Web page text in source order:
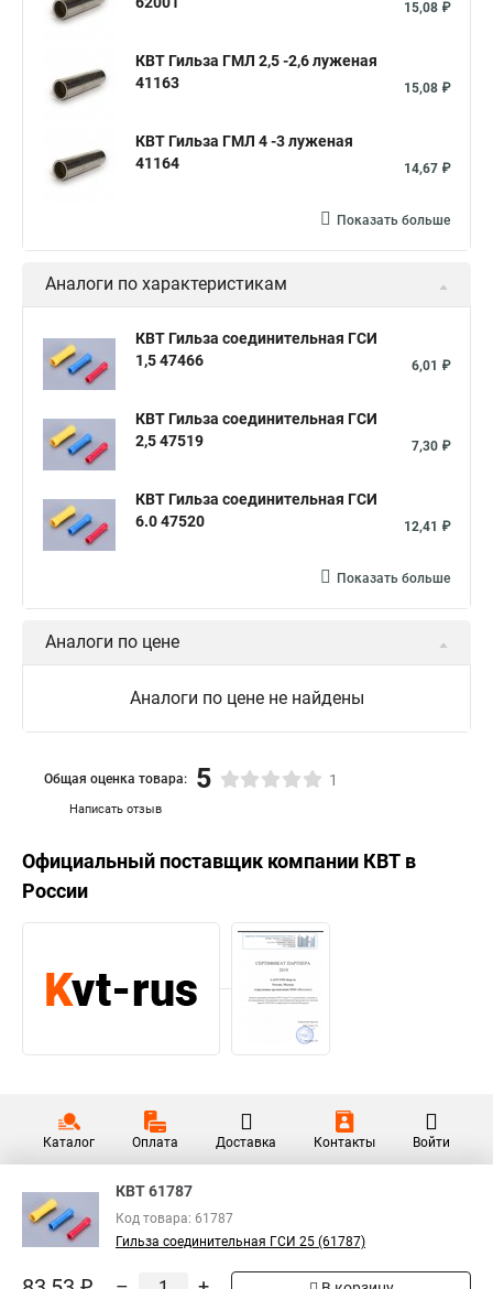
15,08 ₽
КВТ Гильза ГМЛ 2,5 -2,6 луженая
41163
15,08 ₽
КВТ Гильза ГМЛ 4 -3 луженая
41164
14,67 ₽
Показать больше
Аналоги по характеристикам
КВТ Гильза соединительная ГСИ
1,5 47466
6,01 ₽
КВТ Гильза соединительная ГСИ
2,5 47519
7,30 ₽
КВТ Гильза соединительная ГСИ
6.0 47520
12,41 ₽
Показать больше
Аналоги по цене
Аналоги по цене не найдены
Написать отзыв
Общая оценка товара: 5 1
Официальный поставщик компании КВТ в
России
Каталог Оплата Доставка Контакты Войти
КВТ 61787
Код товара: 61787
Гильза соединительная ГСИ 25 (61787)